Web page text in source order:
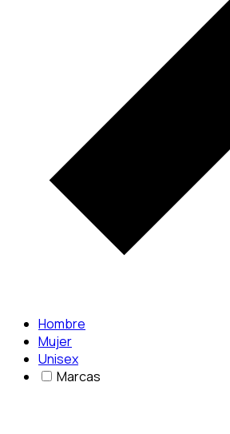
Hombre
Mujer
Unisex
Marcas